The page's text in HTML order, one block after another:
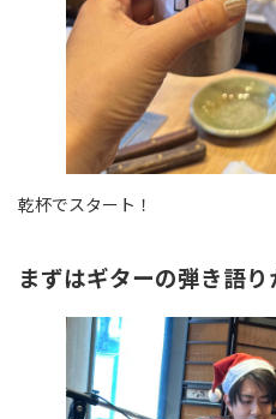
乾杯でスタート！
まずはギターの弾き語り